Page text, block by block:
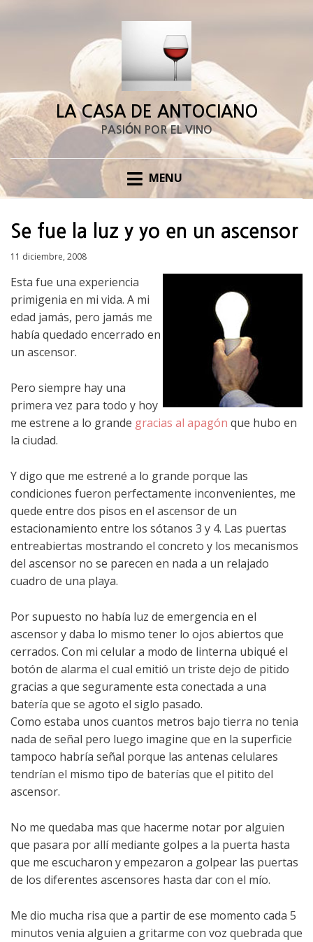
LA CASA DE ANTOCIANO
PASIÓN POR EL VINO
MENU
Se fue la luz y yo en un ascensor
Posted
11 diciembre, 2008
Esta fue una experiencia
primigenia en mi vida. A mi
edad jamás, pero jamás me
había quedado encerrado en
un ascensor.
Pero siempre hay una
primera vez para todo y hoy
me estrene a lo grande gracias al apagón que hubo en
la ciudad.
Y digo que me estrené a lo grande porque las
condiciones fueron perfectamente inconvenientes, me
quede entre dos pisos en el ascensor de un
estacionamiento entre los sótanos 3 y 4. Las puertas
entreabiertas mostrando el concreto y los mecanismos
del ascensor no se parecen en nada a un relajado
cuadro de una playa.
Por supuesto no había luz de emergencia en el
ascensor y daba lo mismo tener lo ojos abiertos que
cerrados. Con mi celular a modo de linterna ubiqué el
botón de alarma el cual emitió un triste dejo de pitido
gracias a que seguramente esta conectada a una
batería que se agoto el siglo pasado.
Como estaba unos cuantos metros bajo tierra no tenia
nada de señal pero luego imagine que en la superficie
tampoco habría señal porque las antenas celulares
tendrían el mismo tipo de baterías que el pitito del
ascensor.
No me quedaba mas que hacerme notar por alguien
que pasara por allí mediante golpes a la puerta hasta
que me escucharon y empezaron a golpear las puertas
de los diferentes ascensores hasta dar con el mío.
Me dio mucha risa que a partir de ese momento cada 5
minutos venia alguien a gritarme con voz quebrada que